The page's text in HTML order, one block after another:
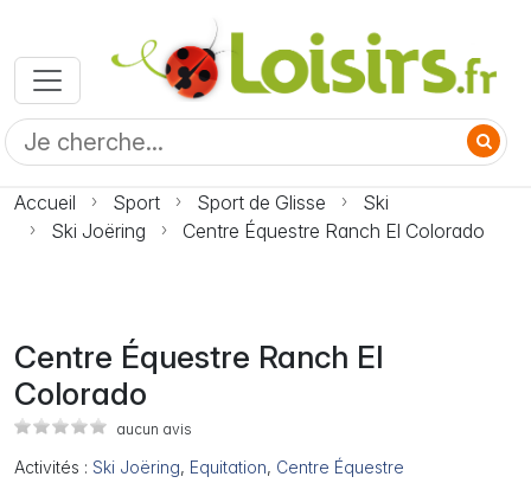
Accueil Sport Sport de Glisse
Ski
Ski Joëring
Centre Équestre Ranch El Colorado
Centre Équestre Ranch El
Colorado
aucun avis
Activités : Ski Joëring, Equitation, Centre Équestre